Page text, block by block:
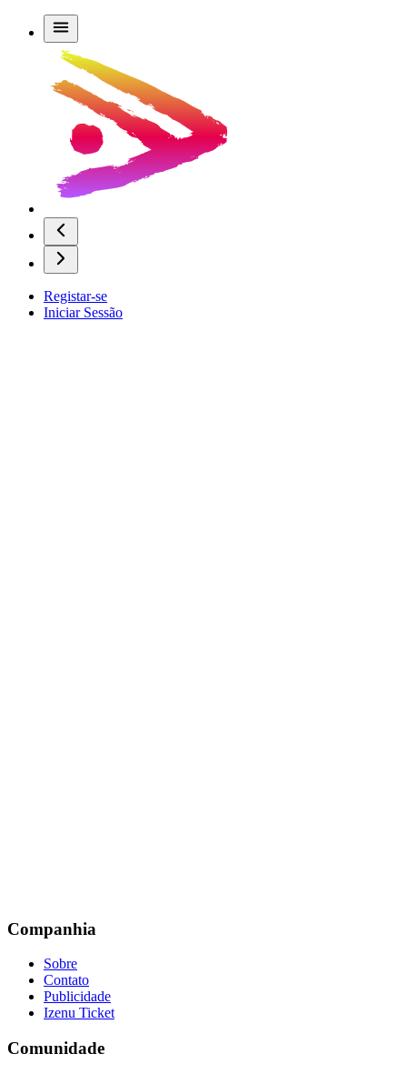
Registar-se
Iniciar Sessão
Companhia
Sobre
Contato
Publicidade
Izenu Ticket
Comunidade